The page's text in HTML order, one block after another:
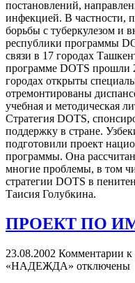
постановлений,
инфекцией. В частности,
борьбы с туберкулезом и
республики программы
связи в 17 городах
программе DOTS прошли
городах открыты
отремонтированы
учебная и методическая
Стратегия DOTS,
поддержку в стране.
подготовили проект
программы. Она
многие проблемы, в том
стратегии DOTS в
Таисия Голубкина.
ПРОЕКТ ПО
23.08.2002 Комментарии
«НАДЕЖДА» отключены